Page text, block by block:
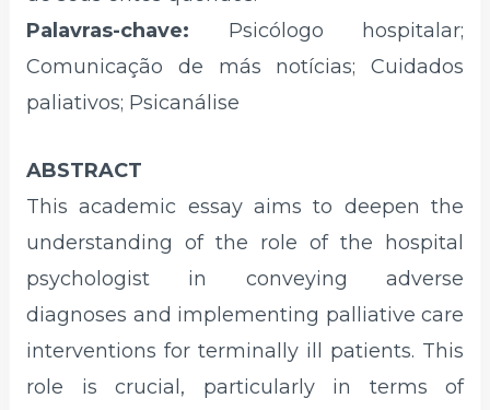
Palavras-chave: Psicólogo hospitalar;
Comunicação de más notícias; Cuidados
paliativos; Psicanálise
ABSTRACT
This academic essay aims to deepen the
understanding of the role of the hospital
psychologist in conveying adverse
diagnoses and implementing palliative care
interventions for terminally ill patients. This
role is crucial, particularly in terms of